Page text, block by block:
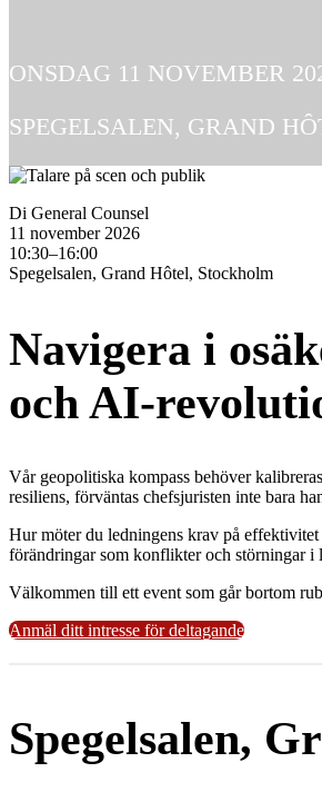
ONSDAG 11 NOVEMBER
SPEGELSALEN, GRAND
Di General Counsel
11 november 2026
10:30–16:00
Spegelsalen, Grand Hôtel, Stockholm
Navigera i
och AI-
Vår geopolitiska kompass behöver
resiliens, förväntas chefsjuristen inte bara
Hur möter du ledningens krav på
förändringar som konflikter och störningar i
Välkommen till ett event som går bortom
Anmäl ditt intresse för deltagande
Spegelsalen,